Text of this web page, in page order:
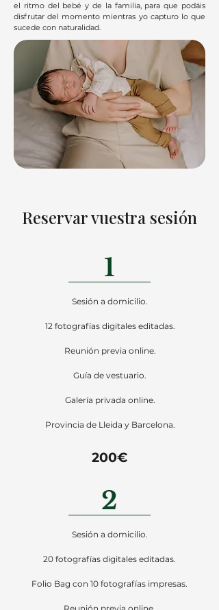
el ritmo del bebé y de la familia, para que podáis
disfrutar del momento mientras yo capturo lo que
sucede con naturalidad.
Reservar vuestra sesión
1
Sesión a domicilio.
12 fotografías digitales editadas.
Reunión previa online.
Guía de vestuario.
Galería privada online.
Provincia de Lleida y Barcelona.
200€
2
Sesión a domicilio.
20 fotografías digitales editadas.
Folio Bag con 10 fotografías impresas.